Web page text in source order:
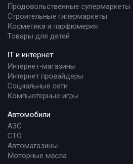
Продовольственные супермаркеты
Строительные гипермаркеты
Косметика и парфюмерия
Товары для детей
IT и интернет
Интернет-магазины
Интернет провайдеры
Социальные сети
Компьютерные игры
Автомобили
АЗС
СТО
Автомагазины
Моторные масла